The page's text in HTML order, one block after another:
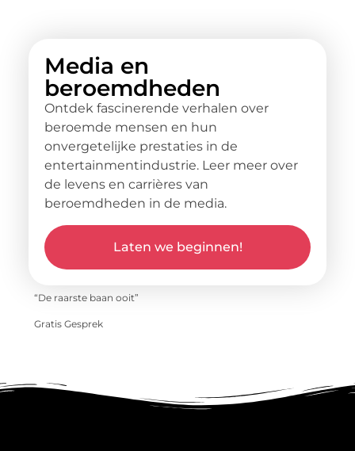
Media en
beroemdheden
Ontdek fascinerende verhalen over
beroemde mensen en hun
onvergetelijke prestaties in de
entertainmentindustrie. Leer meer over
de levens en carrières van
beroemdheden in de media.
Laten we beginnen!
“De raarste baan ooit”
Gratis Gesprek